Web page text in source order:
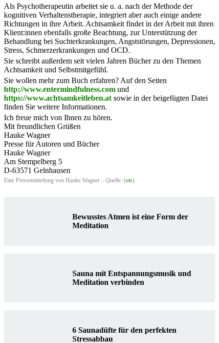
Als Psychotherapeutin arbeitet sie u. a. nach der Methode der
kognitiven Verhaltenstherapie, integriert aber auch einige andere
Richtungen in ihre Arbeit. Achtsamkeit findet in der Arbeit mit ihren
Klient:innen ebenfalls große Beachtung, zur Unterstützung der
Behandlung bei Suchterkrankungen, Angststörungen, Depressionen,
Stress, Schmerzerkrankungen und OCD.
Sie schreibt außerdem seit vielen Jahren Bücher zu den Themen
Achtsamkeit und Selbstmitgefühl.
Sie wollen mehr zum Buch erfahren? Auf den Seiten
http://www.entermindfulness.com und
https://www.achtsamkeitleben.at sowie in der beigefügten Datei
finden Sie weitere Informationen.
Ich freue mich von Ihnen zu hören.
Mit freundlichen Grüßen
Hauke Wagner
Presse für Autoren und Bücher
Hauke Wagner
Am Stempelberg 5
D-63571 Gelnhausen
Eine Pressemitteilung von Hauke Wagner – Quelle: (ots)
Bewusstes Atmen ist eine Form der
Meditation
Sauna mit Entspannungsmusik und
Meditation verbinden
6 Saunadüfte für den perfekten
Stressabbau